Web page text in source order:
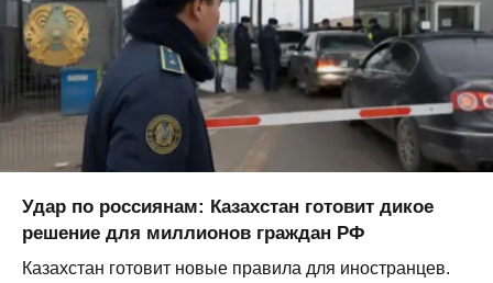
Удар по россиянам: Казахстан готовит дикое
решение для миллионов граждан РФ
Казахстан готовит новые правила для иностранцев.